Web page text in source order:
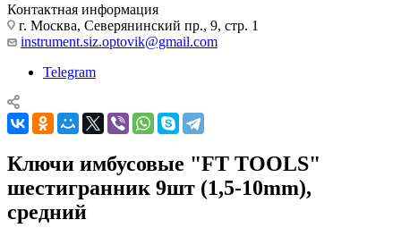
Контактная информация
г. Москва, Северянинский пр., 9, стр. 1
instrument.siz.optovik@gmail.com
Telegram
Ключи имбусовые "FT TOOLS"
шестигранник 9шт (1,5-10mm),
средний